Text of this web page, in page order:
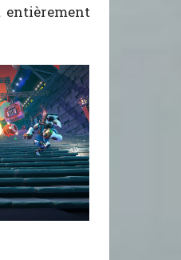
entièrement